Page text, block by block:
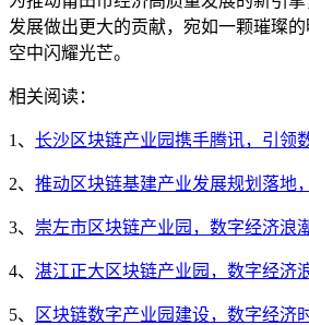
发展做出更大的贡献，宛如一颗璀璨
空中闪耀光芒。
相关阅读：
1、 长沙区块链产业园携手腾讯，引领
2、 推动区块链基建产业发展规划落地
3、 崇左市区块链产业园，数字经济浪
4、 湛江正大区块链产业园，数字经济
5、 区块链数字产业园建设，数字经济